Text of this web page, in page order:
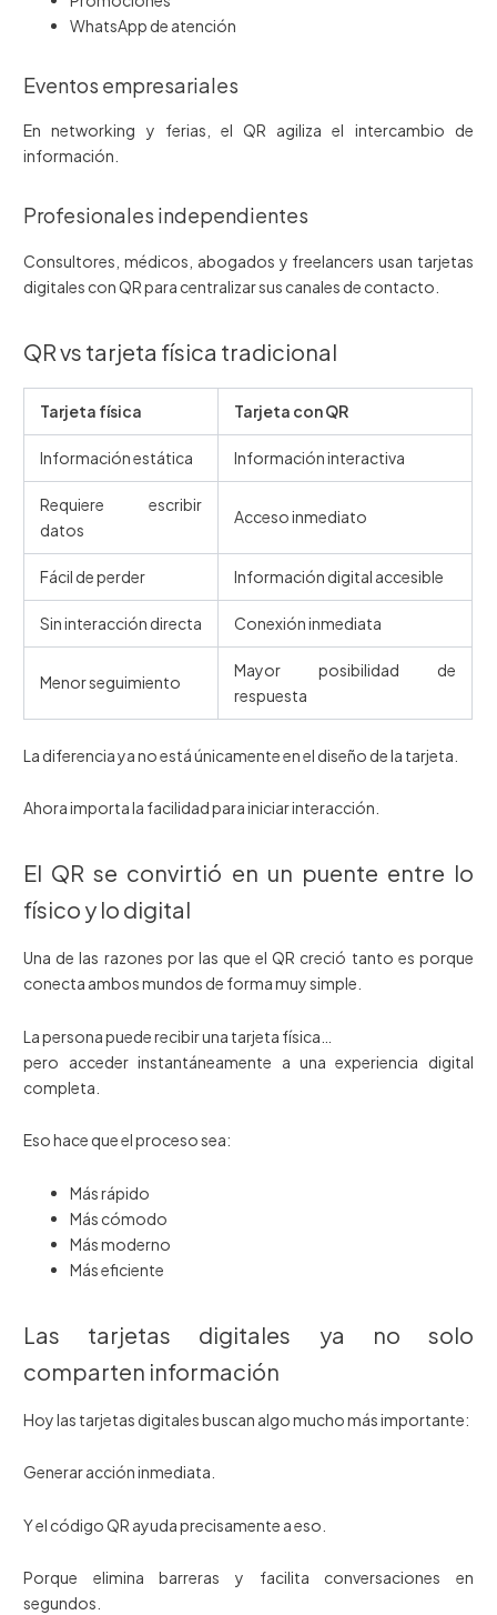
WhatsApp de atención
Eventos empresariales
En networking y ferias, el QR agiliza el intercambio de
información.
Profesionales independientes
Consultores, médicos, abogados y freelancers usan tarjetas
digitales con QR para centralizar sus canales de contacto.
QR vs tarjeta física tradicional
Tarjeta física Tarjeta con QR
Información estática Información interactiva
Requiere escribir
datos
Acceso inmediato
Fácil de perder Información digital accesible
Sin interacción directa Conexión inmediata
Menor seguimiento
Mayor posibilidad de
respuesta
La diferencia ya no está únicamente en el diseño de la tarjeta.
Ahora importa la facilidad para iniciar interacción.
El QR se convirtió en un puente entre lo
físico y lo digital
Una de las razones por las que el QR creció tanto es porque
conecta ambos mundos de forma muy simple.
La persona puede recibir una tarjeta física…
pero acceder instantáneamente a una experiencia digital
completa.
Eso hace que el proceso sea:
Más rápido
Más cómodo
Más moderno
Más eficiente
Las tarjetas digitales ya no solo
comparten información
Hoy las tarjetas digitales buscan algo mucho más importante:
Generar acción inmediata.
Y el código QR ayuda precisamente a eso.
Porque elimina barreras y facilita conversaciones en
segundos.